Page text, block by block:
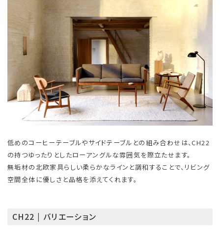
低めのコーヒーテーブルやサイドテーブルとの組み合わせは、CH22
の持つゆったりとしたローアングルな雰囲気を際立たせます。
無垢材の北欧家具らしい柔らかなラインと調和することで、リビング
空間全体に優しさと品格を添えてくれます。
CH22 | バリエーション